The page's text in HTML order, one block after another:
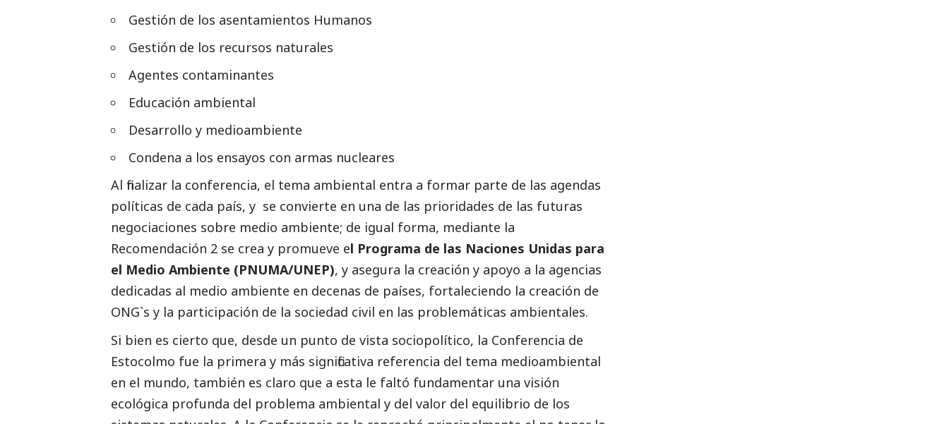
Gestión de los asentamientos Humanos
Gestión de los recursos naturales
Agentes contaminantes
Educación ambiental
Desarrollo y medioambiente
Condena a los ensayos con armas nucleares
Al finalizar la conferencia, el tema ambiental entra a formar parte de las agendas
políticas de cada país, y se convierte en una de las prioridades de las futuras
negociaciones sobre medio ambiente; de igual forma, mediante la
Recomendación 2 se crea y promueve el Programa de las Naciones Unidas para
el Medio Ambiente (PNUMA/UNEP), y asegura la creación y apoyo a la agencias
dedicadas al medio ambiente en decenas de países, fortaleciendo la creación de
ONG`s y la participación de la sociedad civil en las problemáticas ambientales.
Si bien es cierto que, desde un punto de vista sociopolítico, la Conferencia de
Estocolmo fue la primera y más significativa referencia del tema medioambiental
en el mundo, también es claro que a esta le faltó fundamentar una visión
ecológica profunda del problema ambiental y del valor del equilibrio de los